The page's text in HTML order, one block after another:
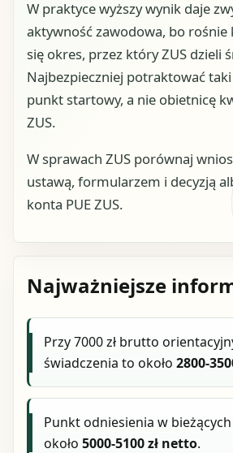
W praktyce wyższy wynik daje
aktywność zawodowa, bo rośnie
się okres, przez który ZUS dzieli
Najbezpieczniej potraktować taki
punkt startowy, a nie obietnicę
ZUS.
W sprawach ZUS porównaj
ustawą, formularzem i decyzją
konta PUE ZUS.
Najważniejsze
Przy 7000 zł brutto
świadczenia to około2800-
Punkt odniesienia w
około5000-5100 zł netto.